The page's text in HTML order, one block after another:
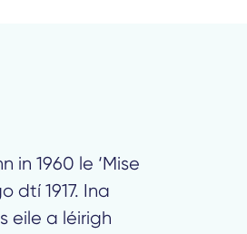
1960 le ‘Mise
dtí 1917. Ina
eile a léirigh